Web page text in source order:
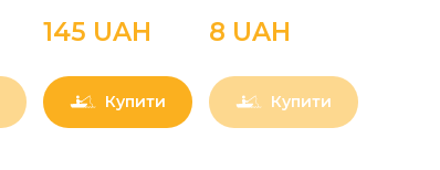
145 UAН
Купити
8 UAН
Купити